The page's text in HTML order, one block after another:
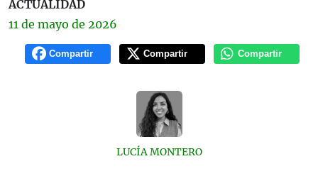
ACTUALIDAD
11 de mayo de 2026
Compartir Compartir Compartir
LUCÍA MONTERO